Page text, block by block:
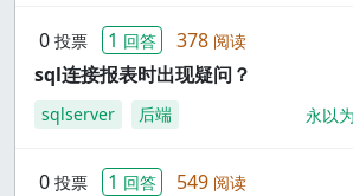
0 投票 1 回答 378 阅读
sql连接报表时出现疑问？
sqlserver 后端 永以
0 投票 1 回答 549 阅读